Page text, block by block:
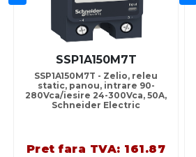
SSP1A150M7T
SSP1A150M7T - Zelio, releu
static, panou, intrare 90-
280Vca/iesire 24-300Vca, 50A,
Schneider Electric
Pret fara TVA: 161.87